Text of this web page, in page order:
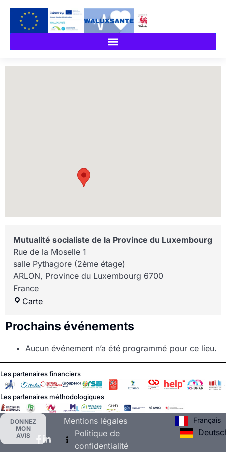
Mutualité socialiste de la Province du Luxembourg
Rue de la Moselle 1
salle Pythagore (2ème étage)
ARLON, Province du Luxembourg 6700
France
Carte
Prochains événements
Aucun événement n’a été programmé pour ce lieu.
Les partenaires financiers
Les partenaires méthodologiques
DONNEZ
MON
AVIS
Mentions légales
Politique de
confidentialité
Français